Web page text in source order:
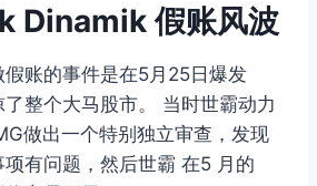
Dinamik 假账风波
账的事件是在5月25日爆发
整个大马股市。 当时世霸动力
做出一个特别独立审查，发现
有问题，然后世霸 在5 月的